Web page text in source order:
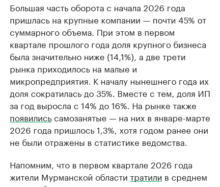
Большая часть оборота с начала 2026 года
пришлась на крупные компании — почти 45% от
суммарного объема. При этом в первом
квартале прошлого года доля крупного бизнеса
была значительно ниже (14,1%), а две трети
рынка приходилось на малые и
микропредприятия. К началу нынешнего года их
доля сократилась до 35%. Вместе с тем, доля ИП
за год выросла с 14% до 16%. На рынке также
появилисьсамозанятые — на них в январе-марте
2026 года пришлось 1,3%, хотя годом ранее они
не были отражены в статистике ведомства.
Напомним, что в первом квартале 2026 года
жители Мурманской области тратили в среднем